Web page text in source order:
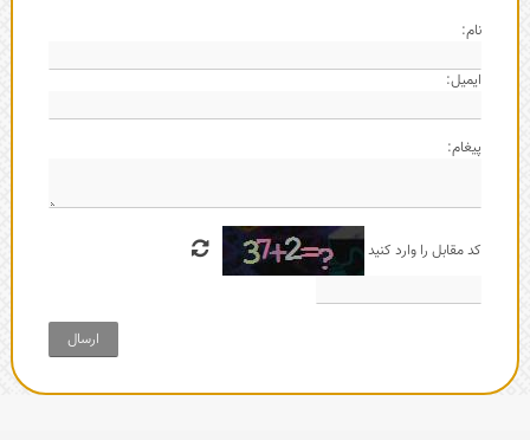
نام:
ایمیل:
پیغام:
کد مقابل را وارد کنید
ارسال